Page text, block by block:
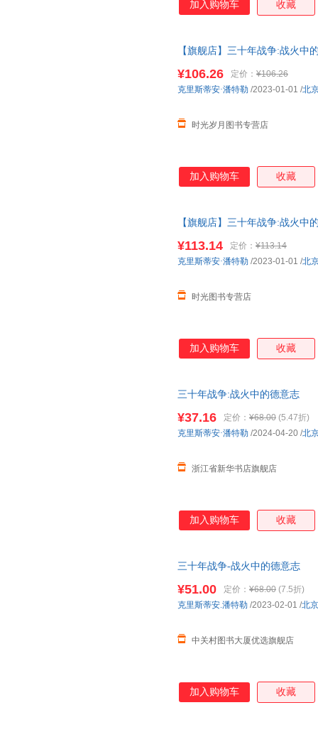
加入购物车 收藏
【旗舰店】三十年战争:战火中
¥106.26 定价： ¥106.26
时光岁月图书专营店
克里斯蒂安·潘特勒 /2023-01-01 /北
加入购物车 收藏
【旗舰店】三十年战争:战火中
¥113.14 定价： ¥113.14
时光图书专营店
克里斯蒂安·潘特勒 /2023-01-01 /北
加入购物车 收藏
三十年战争:战火中的德意志
¥37.16 定价： ¥68.00 (5.47折)
浙江省新华书店旗舰店
克里斯蒂安·潘特勒 /2024-04-20 /北
加入购物车 收藏
三十年战争-战火中的德意志
¥51.00 定价： ¥68.00 (7.5折)
中关村图书大厦优选旗舰店
克里斯蒂安.潘特勒 /2023-02-01 /北
加入购物车 收藏